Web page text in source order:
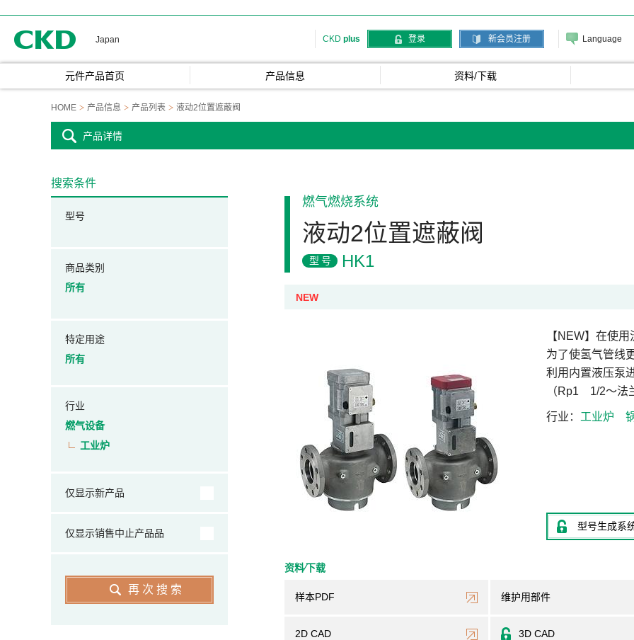
Japan CKD plus 登录 新会员注册 Language
元件产品首页 产品信息 资料/下载
HOME 产品信息 产品列表 液动2位置遮蔽阀
产品详情
燃气燃烧系统
液动2位置遮蔽阀
型号 HK1
NEW
【NEW】在使
为了使氢气管线
利用内置液压泵
（Rp1 1/2～法
行业 工业炉
型号生成系
资料⁄下载
样本PDF 维护用部件
2D CAD 3D CAD
搜索条件
型号
商品类别
所有
特定用途
所有
行业
燃气设备
工业炉
仅显示新产品
仅显示销售中止产品品
再次搜索